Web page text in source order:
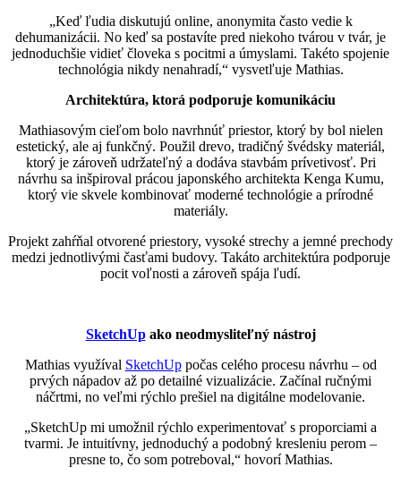
„Keď ľudia diskutujú online, anonymita často vedie k
dehumanizácii. No keď sa postavíte pred niekoho tvárou v tvár, je
jednoduchšie vidieť človeka s pocitmi a úmyslami. Takéto spojenie
technológia nikdy nenahradí,“ vysvetľuje Mathias.
Architektúra, ktorá podporuje komunikáciu
Mathiasovým cieľom bolo navrhnúť priestor, ktorý by bol nielen
estetický, ale aj funkčný. Použil drevo, tradičný švédsky materiál,
ktorý je zároveň udržateľný a dodáva stavbám prívetivosť. Pri
návrhu sa inšpiroval prácou japonského architekta Kenga Kumu,
ktorý vie skvele kombinovať moderné technológie a prírodné
materiály.
Projekt zahŕňal otvorené priestory, vysoké strechy a jemné prechody
medzi jednotlivými časťami budovy. Takáto architektúra podporuje
pocit voľnosti a zároveň spája ľudí.
SketchUpako neodmysliteľný nástroj
Mathias využíval SketchUppočas celého procesu návrhu – od
prvých nápadov až po detailné vizualizácie. Začínal ručnými
náčrtmi, no veľmi rýchlo prešiel na digitálne modelovanie.
„SketchUp mi umožnil rýchlo experimentovať s proporciami a
tvarmi. Je intuitívny, jednoduchý a podobný kresleniu perom –
presne to, čo som potreboval,“ hovorí Mathias.